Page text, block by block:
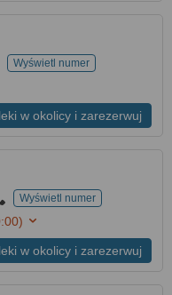
Wyświetl numer
w okolicy i zarezerwuj
Wyświetl numer
w okolicy i zarezerwuj